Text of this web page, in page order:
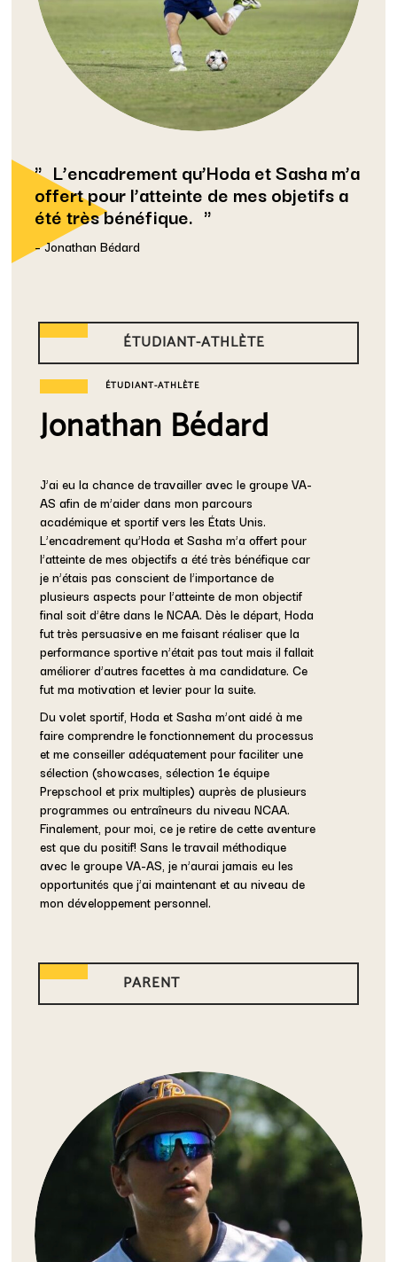
L’encadrement qu’Hoda et Sasha m’a
offert pour l’atteinte de mes objetifs a
été très bénéfique.
– Jonathan Bédard
ÉTUDIANT-ATHLÈTE
ÉTUDIANT-ATHLÈTE
Jonathan Bédard
J’ai eu la chance de travailler avec le groupe VA-
AS afin de m’aider dans mon parcours
académique et sportif vers les États Unis.
L’encadrement qu’Hoda et Sasha m’a offert pour
l’atteinte de mes objectifs a été très bénéfique car
je n’étais pas conscient de l’importance de
plusieurs aspects pour l’atteinte de mon objectif
final soit d’être dans le NCAA. Dès le départ, Hoda
fut très persuasive en me faisant réaliser que la
performance sportive n’était pas tout mais il fallait
améliorer d’autres facettes à ma candidature. Ce
fut ma motivation et levier pour la suite.
Du volet sportif, Hoda et Sasha m’ont aidé à me
faire comprendre le fonctionnement du processus
et me conseiller adéquatement pour faciliter une
sélection (showcases, sélection 1e équipe
Prepschool et prix multiples) auprès de plusieurs
programmes ou entraîneurs du niveau NCAA.
Finalement, pour moi, ce je retire de cette aventure
est que du positif! Sans le travail méthodique
avec le groupe VA-AS, je n’aurai jamais eu les
opportunités que j’ai maintenant et au niveau de
mon développement personnel.
PARENT